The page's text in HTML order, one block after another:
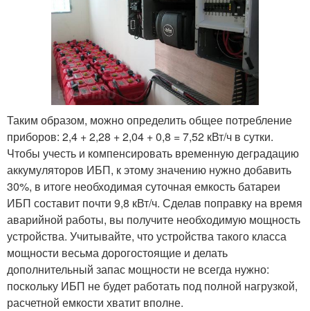
Таким образом, можно определить общее потребление
приборов: 2,4 + 2,28 + 2,04 + 0,8 = 7,52 кВт/ч в сутки.
Чтобы учесть и компенсировать временную деградацию
аккумуляторов ИБП, к этому значению нужно добавить
30%, в итоге необходимая суточная емкость батареи
ИБП составит почти 9,8 кВт/ч. Сделав поправку на время
аварийной работы, вы получите необходимую мощность
устройства. Учитывайте, что устройства такого класса
мощности весьма дорогостоящие и делать
дополнительный запас мощности не всегда нужно:
поскольку ИБП не будет работать под полной нагрузкой,
расчетной емкости хватит вполне.